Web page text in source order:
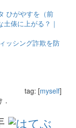
ひがやすを（前
俵に上がる？｜
ッシング詐欺を防
tag: [myself]